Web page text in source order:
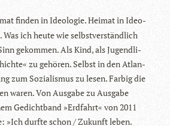
fin­den in Ideo­lo­gie. Hei­mat in Ideo­
ich heute wie selbst­ver­ständ­lich
gekom­men. Als Kind, als Jugend­li­
zu gehö­ren. Selbst in den Atlan­
zum Sozia­lis­mus zu lesen. Far­big die
waren. Von Aus­gabe zu Aus­gabe
Gedicht­band »Erd­fahrt« von 2011
»Ich durfte schon / Zukunft leben.